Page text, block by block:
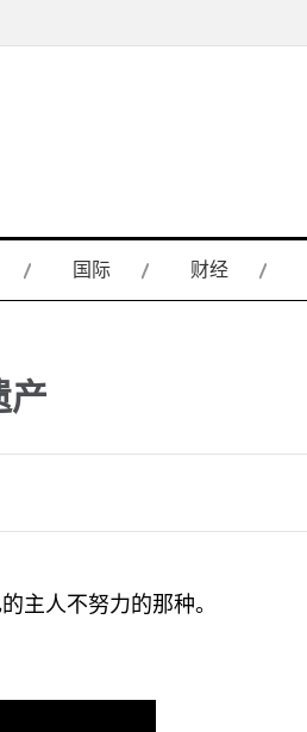
国际 财经
产
主人不努力的那种。